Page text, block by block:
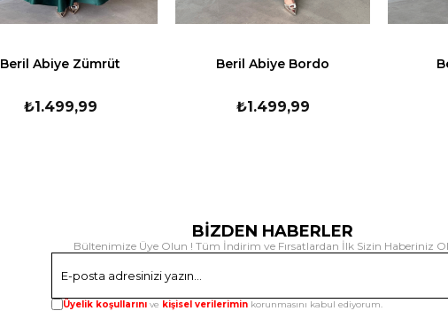
Beril Abiye Zümrüt
₺1.499,99
Beril Abiye Bordo
₺1.499,99
BİZDEN HABERLER
Bültenimize Üye Olun ! Tüm İndirim ve Fırsatlardan İlk Sizin Haberiniz
Üyelik koşullarını ve kişisel verilerimin korunmasını kabul ediyorum.